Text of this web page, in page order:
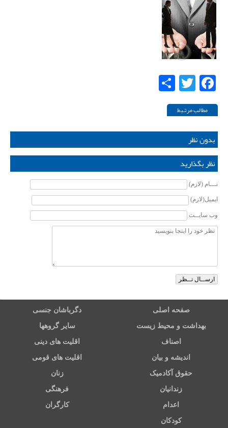
Facebook
Twitter
مطالب مرتـبط
بدون نظر
نظر بگذارید
نـــام (لازم)
ایمیل(لازم)
وب سایــت
صفحه اصلی دگرباشان جنسی
بهداشت و محیط زیست سایر گروهها
اصناف اقلیت های دینی
اندیشه و بیان اقلیت های قومی
حقوق آکادمیک زنان
زندانیان فرهنگی
اعدام کارگران
کودکان